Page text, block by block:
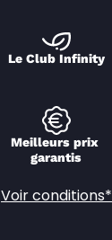
Le Club Infinity
Meilleurs prix
garantis
Voir conditions*